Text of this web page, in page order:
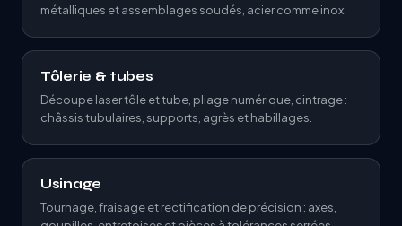
métalliques et assemblages soudés, acier comme inox.
Tôlerie & tubes
Découpe laser tôle et tube, pliage numérique, cintrage :
châssis tubulaires, supports, agrès et habillages.
Usinage
Tournage, fraisage et rectification de précision : axes,